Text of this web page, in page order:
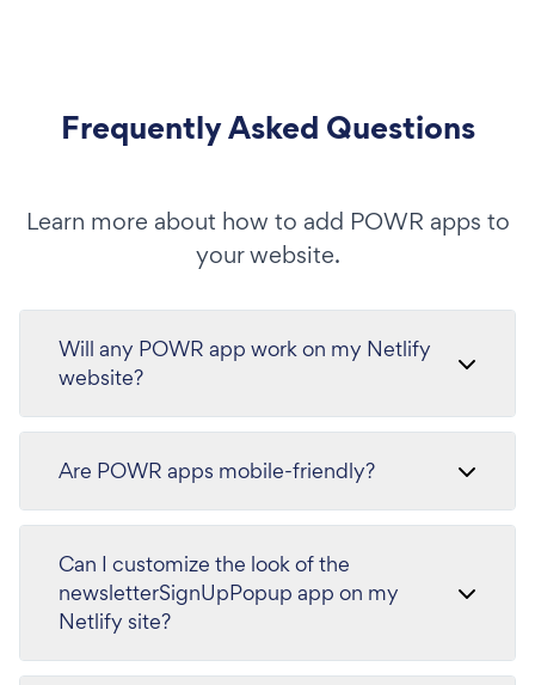
Frequently Asked Questions
Learn more about how to add POWR apps to
your website.
Will any POWR app work on my Netlify
website?
Are POWR apps mobile-friendly?
Can I customize the look of the
newsletterSignUpPopup app on my
Netlify site?